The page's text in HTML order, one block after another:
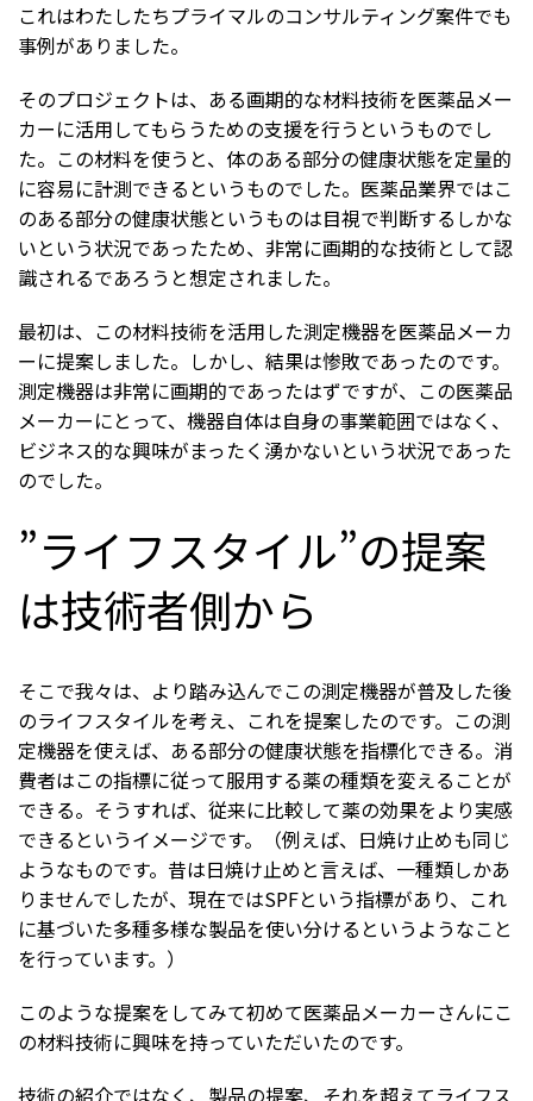
これはわたしたちプライマルのコンサルティング案件でも
事例がありました。
そのプロジェクトは、ある画期的な材料技術を医薬品メー
カーに活用してもらうための支援を行うというものでし
た。この材料を使うと、体のある部分の健康状態を定量的
に容易に計測できるというものでした。医薬品業界ではこ
のある部分の健康状態というものは目視で判断するしかな
いという状況であったため、非常に画期的な技術として認
識されるであろうと想定されました。
最初は、この材料技術を活用した測定機器を医薬品メーカ
ーに提案しました。しかし、結果は惨敗であったのです。
測定機器は非常に画期的であったはずですが、この医薬品
メーカーにとって、機器自体は自身の事業範囲ではなく、
ビジネス的な興味がまったく湧かないという状況であった
のでした。
”ライフスタイル”の提案
は技術者側から
そこで我々は、より踏み込んでこの測定機器が普及した後
のライフスタイルを考え、これを提案したのです。この測
定機器を使えば、ある部分の健康状態を指標化できる。消
費者はこの指標に従って服用する薬の種類を変えることが
できる。そうすれば、従来に比較して薬の効果をより実感
できるというイメージです。（例えば、日焼け止めも同じ
ようなものです。昔は日焼け止めと言えば、一種類しかあ
りませんでしたが、現在ではSPFという指標があり、これ
に基づいた多種多様な製品を使い分けるというようなこと
を行っています。）
このような提案をしてみて初めて医薬品メーカーさんにこ
の材料技術に興味を持っていただいたのです。
技術の紹介ではなく、製品の提案、それを超えてライフス